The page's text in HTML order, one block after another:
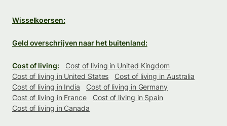
Wisselkoersen:
Geld overschrijven naar het buitenland:
Cost of living:
Cost of living in United Kingdom
Cost of living in United States
Cost of living in Australia
Cost of living in India
Cost of living in Germany
Cost of living in France
Cost of living in Spain
Cost of living in Canada